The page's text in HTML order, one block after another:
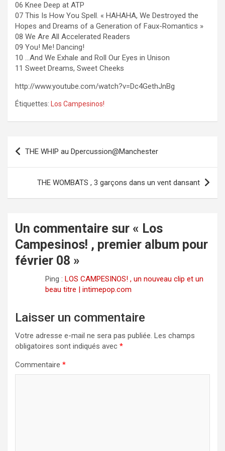
06 Knee Deep at ATP
07 This Is How You Spell. « HAHAHA, We Destroyed the
Hopes and Dreams of a Generation of Faux-Romantics »
08 We Are All Accelerated Readers
09 You! Me! Dancing!
10 …And We Exhale and Roll Our Eyes in Unison
11 Sweet Dreams, Sweet Cheeks
http://www.youtube.com/watch?v=Dc4GethJnBg
Étiquettes: Los Campesinos!
Navigation
de
l’article
THE WHIP au Dpercussion@Manchester
THE WOMBATS , 3 garçons dans un vent dansant
Un commentaire sur « Los
Campesinos! , premier album pour
février 08 »
Ping : LOS CAMPESINOS! , un nouveau clip et un
beau titre | intimepop.com
Laisser un commentaire
Votre adresse e-mail ne sera pas publiée. Les champs
obligatoires sont indiqués avec *
Commentaire *